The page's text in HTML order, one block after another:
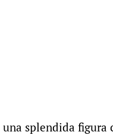
splendida figura